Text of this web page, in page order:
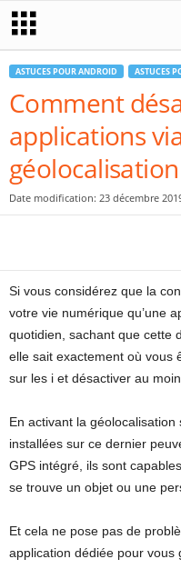
ASTUCES POUR ANDROID ASTUCES
Comment
applications
Date modification: 23 décembre
Si vous considérez que la
votre vie numérique qu’une
quotidien, sachant que cette
elle sait exactement où vous
sur les i et désactiver au
En activant la
installées sur ce dernier
GPS intégré, ils sont
se trouve un objet ou une
Et cela ne pose pas de
application dédiée pour vous